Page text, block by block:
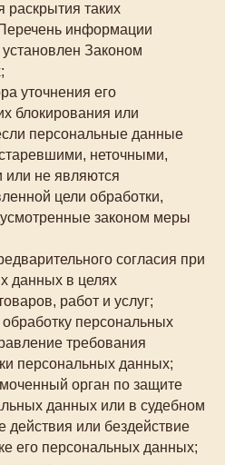
раскрытия таких
информации
Законом
уточнения его
блокирования или
персональные данные
неточными,
или не являются
цели обработки,
законом меры
согласия при
данных в целях
работ и услуг;
персональных
требования
персональных данных;
орган по защите
данных или в судебном
или бездействие
его персональных данных;